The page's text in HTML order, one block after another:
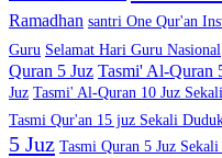
Ramadhan santri One Qur'an
Guru Selamat Hari Guru Nasional
Quran 5 Juz Tasmi' Al-Quran
Juz Tasmi' Al-Quran 10 Juz
Tasmi Qur'an 15 juz Sekali
5 Juz Tasmi Quran 5 Juz